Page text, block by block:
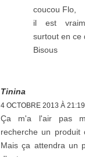
coucou Flo,
il est
surtout en ce
Bisous
Tinina
4 OCTOBRE 2013 À 21:19
Ça m'a l'air pas
recherche un produit
Mais ça attendra un